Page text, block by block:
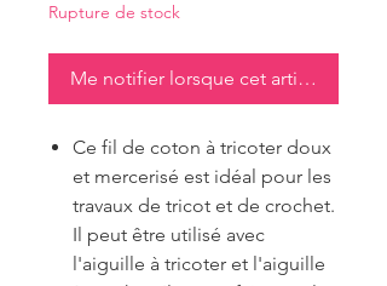
Rupture de stock
Me notifier lorsque cet article est
Ce fil de coton à tricoter doux
et mercerisé est idéal pour les
travaux de tricot et de crochet.
Il peut être utilisé avec
l'aiguille à tricoter et l'aiguille